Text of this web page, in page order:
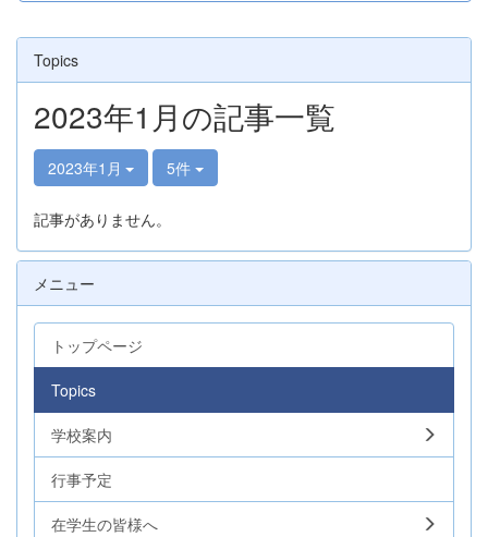
Topics
2023年1月の記事一覧
2023年1月 5件
記事がありません。
メニュー
トップページ
Topics
学校案内
行事予定
在学生の皆様へ